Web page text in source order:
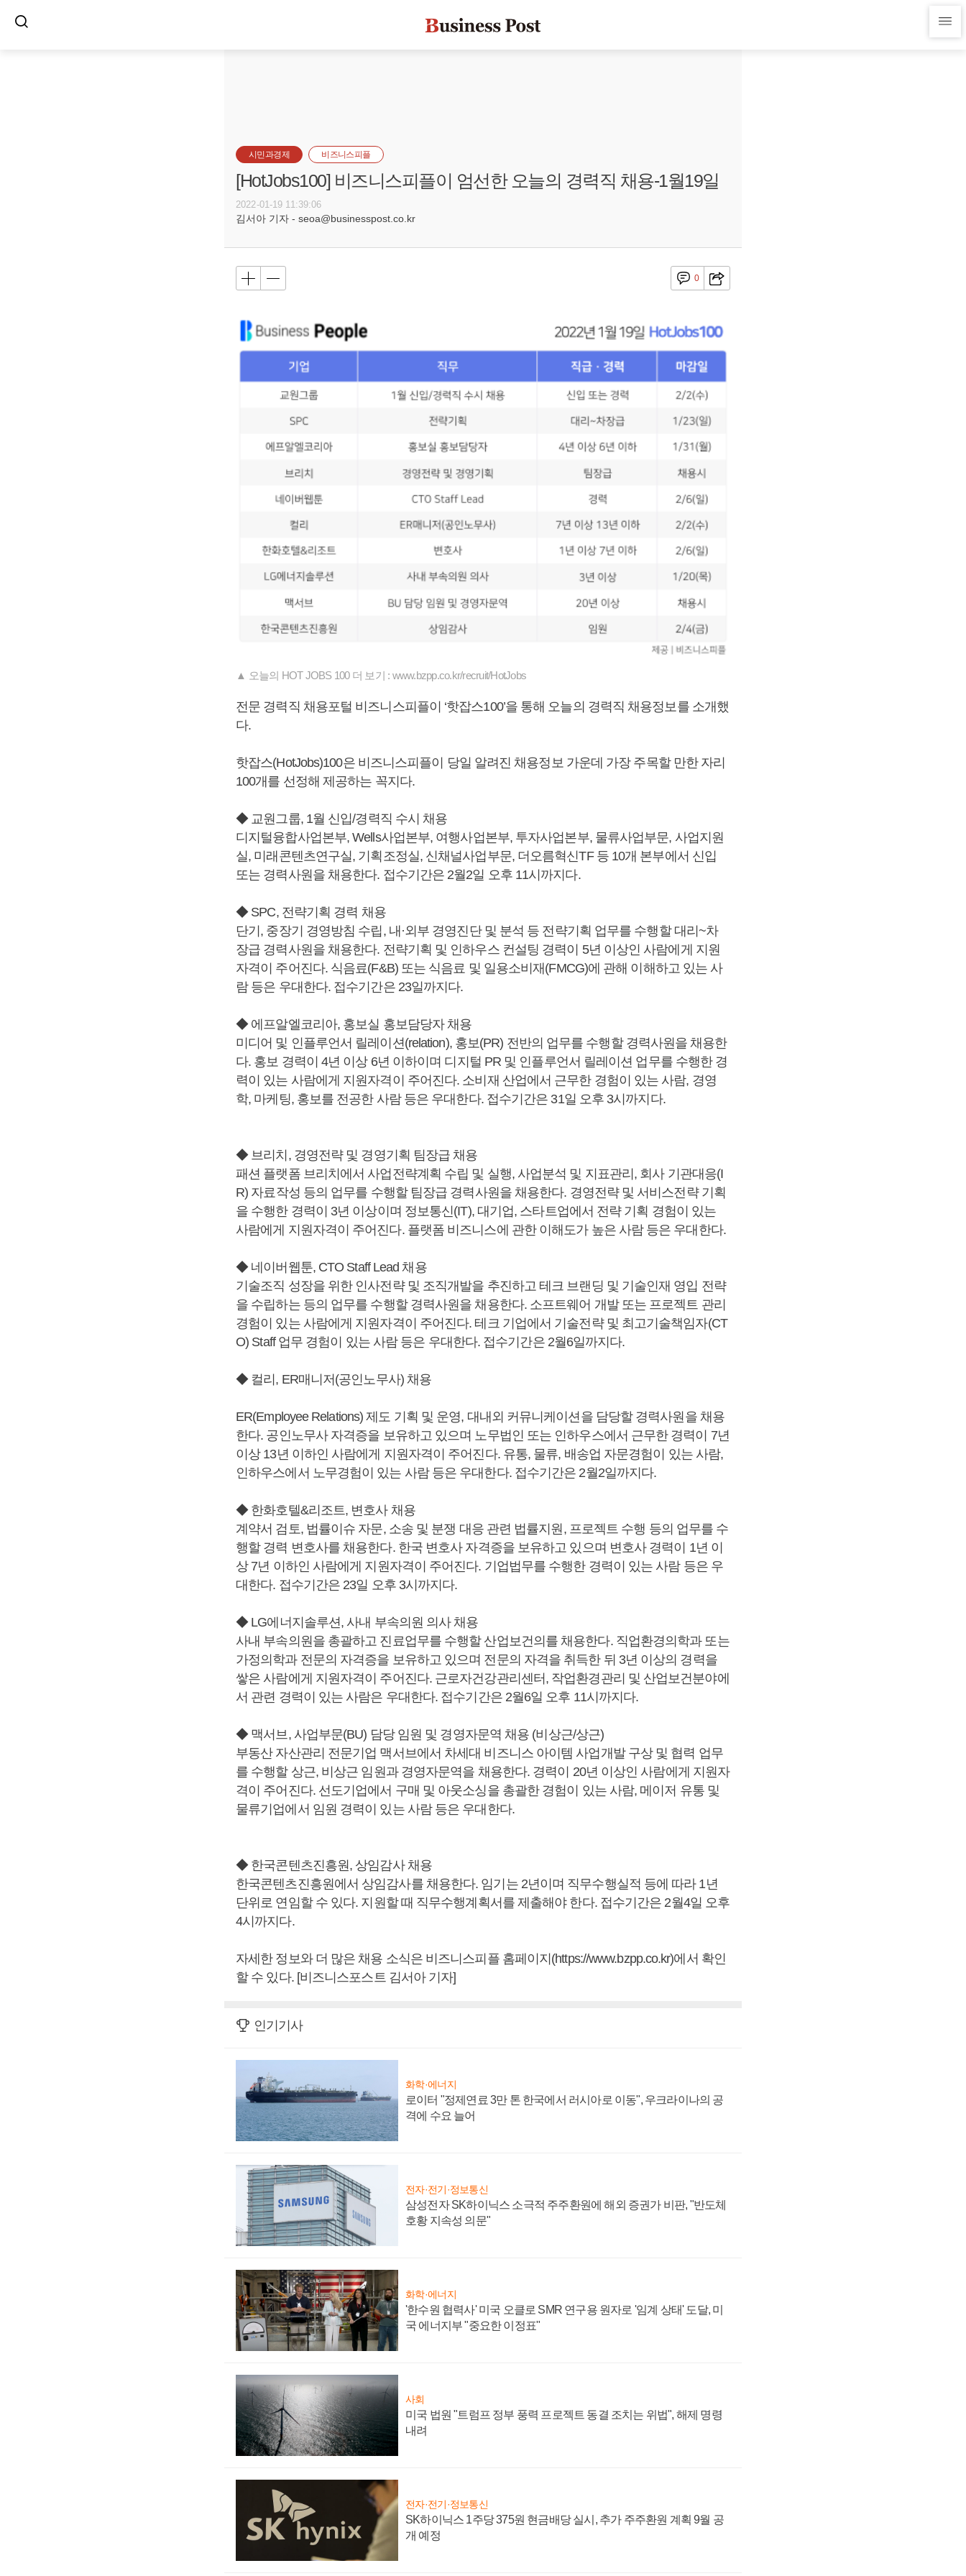
시민과경제 비즈니스피플
[HotJobs100] 비즈니스피플이 엄선한 오늘의 경력직 채용-1월19일
2022-01-19 11:39:06
김서아 기자 - seoa@businesspost.co.kr
0
▲ 오늘의 HOT JOBS 100 더 보기 : www.bzpp.co.kr/recruit/HotJobs
전문 경력직 채용포털 비즈니스피플이 ‘핫잡스100’을 통해 오늘의 경력직 채용정보를 소개했
다.
핫잡스(HotJobs)100은 비즈니스피플이 당일 알려진 채용정보 가운데 가장 주목할 만한 자리
100개를 선정해 제공하는 꼭지다.
◆ 교원그룹, 1월 신입/경력직 수시 채용
디지털융합사업본부, Wells사업본부, 여행사업본부, 투자사업본부, 물류사업부문, 사업지원
실, 미래콘텐츠연구실, 기획조정실, 신채널사업부문, 더오름혁신TF 등 10개 본부에서 신입
또는 경력사원을 채용한다. 접수기간은 2월2일 오후 11시까지다.
◆ SPC, 전략기획 경력 채용
단기, 중장기 경영방침 수립, 내·외부 경영진단 및 분석 등 전략기획 업무를 수행할 대리~차
장급 경력사원을 채용한다. 전략기획 및 인하우스 컨설팅 경력이 5년 이상인 사람에게 지원
자격이 주어진다. 식음료(F&B) 또는 식음료 및 일용소비재(FMCG)에 관해 이해하고 있는 사
람 등은 우대한다. 접수기간은 23일까지다.
◆ 에프알엘코리아, 홍보실 홍보담당자 채용
미디어 및 인플루언서 릴레이션(relation), 홍보(PR) 전반의 업무를 수행할 경력사원을 채용한
다. 홍보 경력이 4년 이상 6년 이하이며 디지털 PR 및 인플루언서 릴레이션 업무를 수행한 경
력이 있는 사람에게 지원자격이 주어진다. 소비재 산업에서 근무한 경험이 있는 사람, 경영
학, 마케팅, 홍보를 전공한 사람 등은 우대한다. 접수기간은 31일 오후 3시까지다.
◆ 브리치, 경영전략 및 경영기획 팀장급 채용
패션 플랫폼 브리치에서 사업전략계획 수립 및 실행, 사업분석 및 지표관리, 회사 기관대응(I
R) 자료작성 등의 업무를 수행할 팀장급 경력사원을 채용한다. 경영전략 및 서비스전략 기획
을 수행한 경력이 3년 이상이며 정보통신(IT), 대기업, 스타트업에서 전략 기획 경험이 있는
사람에게 지원자격이 주어진다. 플랫폼 비즈니스에 관한 이해도가 높은 사람 등은 우대한다.
◆ 네이버웹툰, CTO Staff Lead 채용
기술조직 성장을 위한 인사전략 및 조직개발을 추진하고 테크 브랜딩 및 기술인재 영입 전략
을 수립하는 등의 업무를 수행할 경력사원을 채용한다. 소프트웨어 개발 또는 프로젝트 관리
경험이 있는 사람에게 지원자격이 주어진다. 테크 기업에서 기술전략 및 최고기술책임자(CT
O) Staff 업무 경험이 있는 사람 등은 우대한다. 접수기간은 2월6일까지다.
◆ 컬리, ER매니저(공인노무사) 채용
ER(Employee Relations) 제도 기획 및 운영, 대내외 커뮤니케이션을 담당할 경력사원을 채용
한다. 공인노무사 자격증을 보유하고 있으며 노무법인 또는 인하우스에서 근무한 경력이 7년
이상 13년 이하인 사람에게 지원자격이 주어진다. 유통, 물류, 배송업 자문경험이 있는 사람,
인하우스에서 노무경험이 있는 사람 등은 우대한다. 접수기간은 2월2일까지다.
◆ 한화호텔&리조트, 변호사 채용
계약서 검토, 법률이슈 자문, 소송 및 분쟁 대응 관련 법률지원, 프로젝트 수행 등의 업무를 수
행할 경력 변호사를 채용한다. 한국 변호사 자격증을 보유하고 있으며 변호사 경력이 1년 이
상 7년 이하인 사람에게 지원자격이 주어진다. 기업법무를 수행한 경력이 있는 사람 등은 우
대한다. 접수기간은 23일 오후 3시까지다.
◆ LG에너지솔루션, 사내 부속의원 의사 채용
사내 부속의원을 총괄하고 진료업무를 수행할 산업보건의를 채용한다. 직업환경의학과 또는
가정의학과 전문의 자격증을 보유하고 있으며 전문의 자격을 취득한 뒤 3년 이상의 경력을
쌓은 사람에게 지원자격이 주어진다. 근로자건강관리센터, 작업환경관리 및 산업보건분야에
서 관련 경력이 있는 사람은 우대한다. 접수기간은 2월6일 오후 11시까지다.
◆ 맥서브, 사업부문(BU) 담당 임원 및 경영자문역 채용 (비상근/상근)
부동산 자산관리 전문기업 맥서브에서 차세대 비즈니스 아이템 사업개발 구상 및 협력 업무
를 수행할 상근, 비상근 임원과 경영자문역을 채용한다. 경력이 20년 이상인 사람에게 지원자
격이 주어진다. 선도기업에서 구매 및 아웃소싱을 총괄한 경험이 있는 사람, 메이저 유통 및
물류기업에서 임원 경력이 있는 사람 등은 우대한다.
◆ 한국콘텐츠진흥원, 상임감사 채용
한국콘텐츠진흥원에서 상임감사를 채용한다. 임기는 2년이며 직무수행실적 등에 따라 1년
단위로 연임할 수 있다. 지원할 때 직무수행계획서를 제출해야 한다. 접수기간은 2월4일 오후
4시까지다.
자세한 정보와 더 많은 채용 소식은 비즈니스피플 홈페이지(https://www.bzpp.co.kr)에서 확인
할 수 있다. [비즈니스포스트 김서아 기자]
인기기사
화학·에너지
로이터 "정제연료 3만 톤 한국에서 러시아로 이동", 우크라이나의 공
격에 수요 늘어
전자·전기·정보통신
삼성전자 SK하이닉스 소극적 주주환원에 해외 증권가 비판, "반도체
호황 지속성 의문"
화학·에너지
'한수원 협력사' 미국 오클로 SMR 연구용 원자로 '임계 상태' 도달, 미
국 에너지부 "중요한 이정표"
사회
미국 법원 "트럼프 정부 풍력 프로젝트 동결 조치는 위법", 해제 명령
내려
전자·전기·정보통신
SK하이닉스 1주당 375원 현금배당 실시, 추가 주주환원 계획 9월 공
개 예정